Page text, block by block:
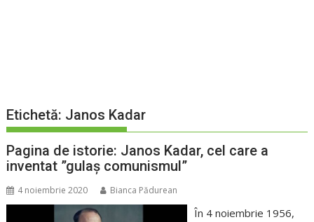
Etichetă: Janos Kadar
Pagina de istorie: Janos Kadar, cel care a
inventat ”gulaș comunismul”
4 noiembrie 2020 Bianca Pădurean
În 4 noiembrie 1956,